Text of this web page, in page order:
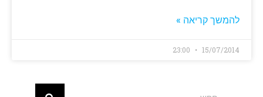
להמשך קריאה »
15/07/2014